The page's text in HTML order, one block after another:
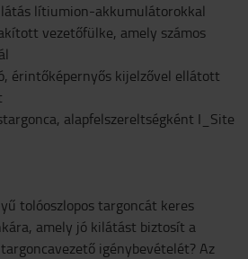
lítiumion-akkumulátorokkal
vezetőfülke, amely számos
érintőképernyős kijelzővel ellátott
alapfelszereltségként I_Site
tolóoszlopos targoncát keres
amely jó kilátást biztosít a
igénybevételét? Az